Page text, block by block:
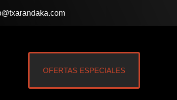
@txarandaka.com
OFERTAS ESPECIALES